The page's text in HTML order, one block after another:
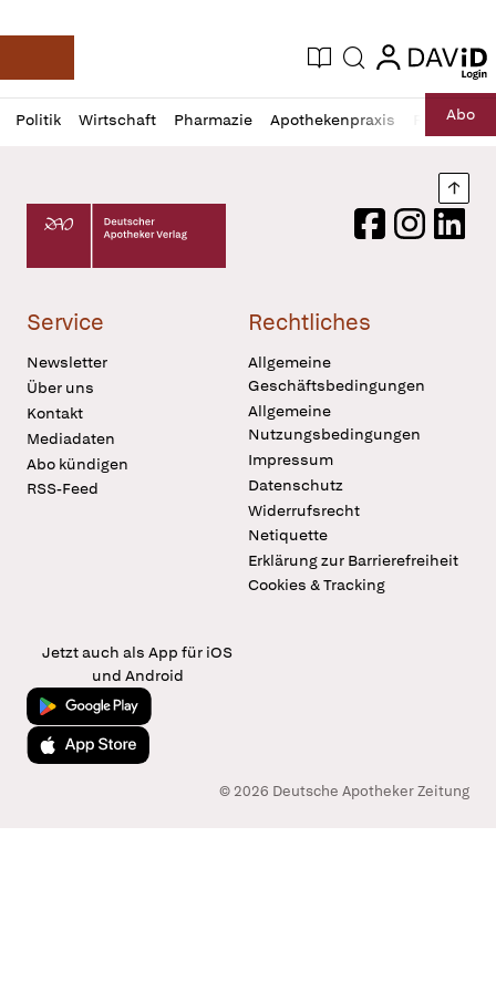
Deutsche Apotheker Zeitung
Aktuelle Ausgabe
Suche login
login
Politik Wirtschaft Pharmazie Apothekenpraxis RechtAbo
Profil
öffnen
Daz
Pur
Deutscher Apotheker Verlag Logo
FacebookInstagram
Service
Newsletter
Über uns
Kontakt
Mediadaten
Abo kündigen
RSS-Feed
Rechtliches
Allgemeine
Geschäftsbedingungen
Allgemeine
Nutzungsbedingungen
Impressum
Datenschutz
Widerrufsrecht
Netiquette
Erklärung zur Barrierefreiheit
Cookies & Tracking
Jetzt auch als App für iOS
und Android
Jetzt bei Google Play
Laden im App Store
© 2026 Deutsche Apotheker Zeitung